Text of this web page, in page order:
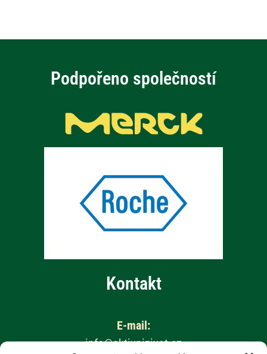
Podpořeno společností
Kontakt
E-mail:
info@aktivnizivot.cz